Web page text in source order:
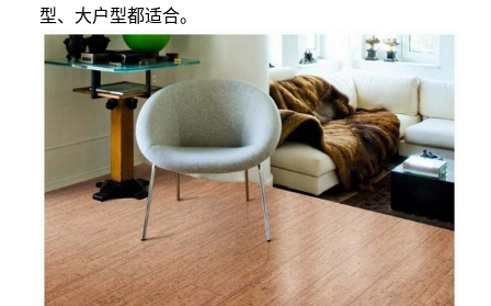
型、大户型都适合。